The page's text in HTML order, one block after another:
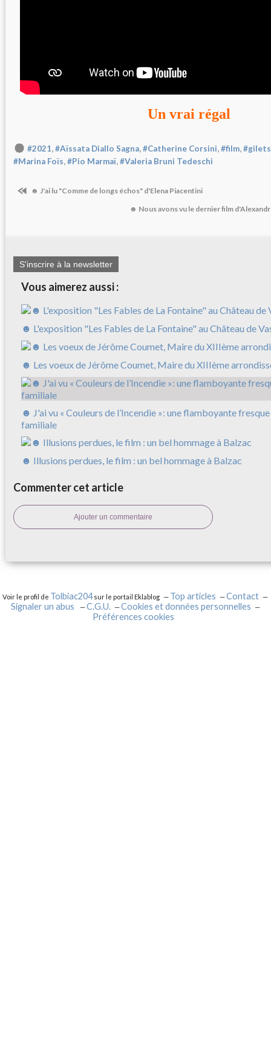
Un vrai régal
#2021,#Aïssata Diallo Sagna,#Catherine Corsini,#film,
#Marina Foïs,#Pio Marmaï,#Valeria Bruni Tedeschi
☻ J'ai lu "Comme de longs échos" d'Elena Piacentini
☻ Nous avons vu le dernier film
S'inscrire à la newsletter
Vous aimerez aussi :
☻ L'exposition "Les Fables de La Fontaine" au Château de
☻ Les voeux de Jérôme Coumet, Maire du XIIIème
☻ J'ai vu « Couleurs de l’Incendie »: une flamboyante
familiale
☻ Illusions perdues, le film : un bel hommage à Balzac
Commenter cet article
Ajouter un commentaire
Voir le profil de Tolbiac204sur le portail Eklablog Top articles
Contact
Signaler un abus
C.G.U.
Cookies et données personnelles
Préférences cookies